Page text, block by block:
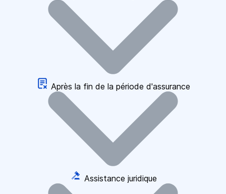
Après la fin de la période d'assurance
Assistance juridique